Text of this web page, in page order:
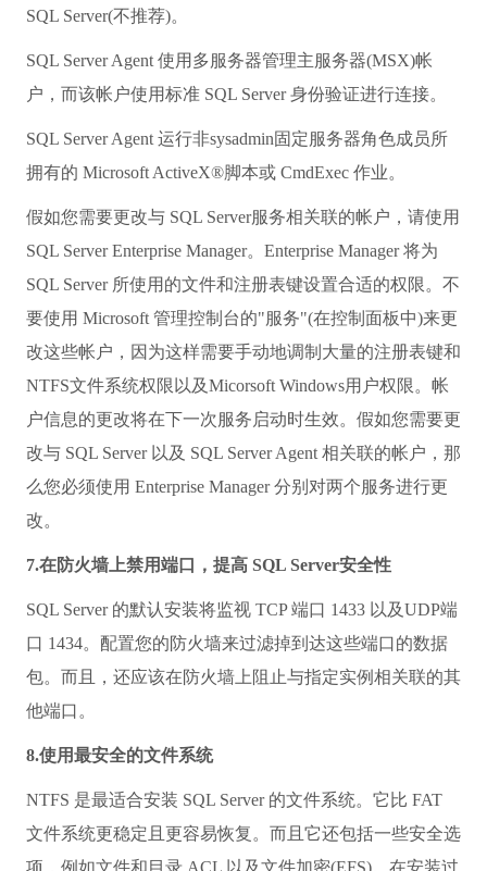
SQL Server(不推荐)。
SQL Server Agent 使用多服务器管理主服务器(MSX)帐
户，而该帐户使用标准 SQL Server 身份验证进行连接。
SQL Server Agent 运行非sysadmin固定服务器角色成员所
拥有的 Microsoft ActiveX®脚本或 CmdExec 作业。
假如您需要更改与 SQL Server服务相关联的帐户，请使用
SQL Server Enterprise Manager。Enterprise Manager 将为
SQL Server 所使用的文件和注册表键设置合适的权限。不
要使用 Microsoft 管理控制台的"服务"(在控制面板中)来更
改这些帐户，因为这样需要手动地调制大量的注册表键和
NTFS文件系统权限以及Micorsoft Windows用户权限。帐
户信息的更改将在下一次服务启动时生效。假如您需要更
改与 SQL Server 以及 SQL Server Agent 相关联的帐户，那
么您必须使用 Enterprise Manager 分别对两个服务进行更
改。
7.在防火墙上禁用端口，提高 SQL Server安全性
SQL Server 的默认安装将监视 TCP 端口 1433 以及UDP端
口 1434。配置您的防火墙来过滤掉到达这些端口的数据
包。而且，还应该在防火墙上阻止与指定实例相关联的其
他端口。
8.使用最安全的文件系统
NTFS 是最适合安装 SQL Server 的文件系统。它比 FAT
文件系统更稳定且更容易恢复。而且它还包括一些安全选